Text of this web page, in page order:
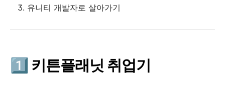
유니티 개발자로 살아가기
1️⃣ 키튼플래닛 취업기